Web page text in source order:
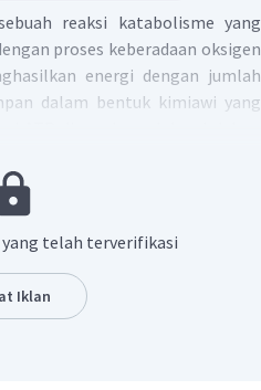
reaksi katabolisme yang
proses keberadaan oksigen
energi dengan jumlah
dalam bentuk kimiawi yang
yang lainnya.
merupakan salah satu proses
oksigen. Respirasi
respirasi aerob, yaitu
energi yang dihasilkan dalam
yang telah terverifikasi
Iklan